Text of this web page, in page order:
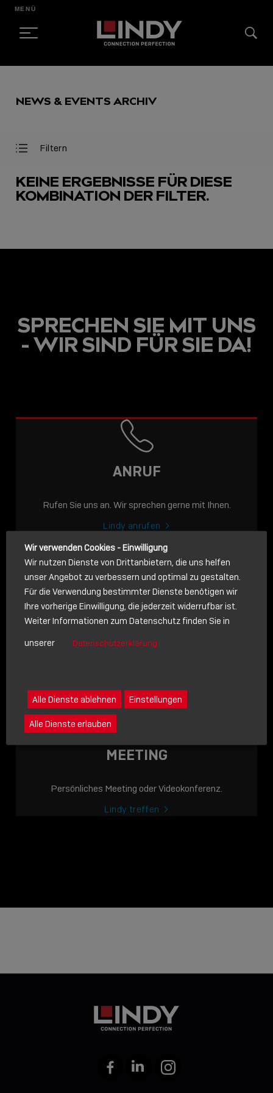
CONTENT
MENÜ
NEWS & EVENTS ARCHIV
Filter
Filter
Filtern
USB-C ÜBER LANGE
DISTANZEN: AKTIVE
USB-C-KABEL FÜR
STABILE 10 GBIT/S BIS
LINDY ACADEMY
JETZT ONLINE
VERFÜGBAR: DIE
LINDY ACADEMY –
WISSEN, DAS
KEINE ERGEBNISSE FÜR DIESE
KOMBINATION DER FILTER.
SPRECHEN SIE MIT UNS
- WIR SIND FÜR SIE DA!
ANRUF
Rufen Sie uns an. Wir sprechen gerne mit Ihnen.
Lindy anrufen
NACHRICHT
Schreiben Sie lieber? Dann schicken Sie uns gerne eine
MEETING
Persönliches Meeting oder Videokonferenz.
Lindy treffen
FacebookLinkedIn Instagram
Wir verwenden Cookies - Einwilligung
Wir nutzen Dienste von Drittanbietern, die uns helfen
unser Angebot zu verbessern und optimal zu gestalten.
Für die Verwendung bestimmter Dienste benötigen wir
Ihre vorherige Einwilligung, die jederzeit widerrufbar ist.
Weiter Informationen zum Datenschutz finden Sie in
unserer
Datenschutzerklärung
Alle Dienste ablehnen Einstellungen
Alle Dienste erlauben